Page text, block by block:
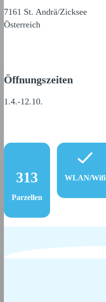
7161 St. Andrä/Zicksee
Österreich
Öffnungszeiten
1.4.-12.10.
313
Parzellen
WLAN/Wifi